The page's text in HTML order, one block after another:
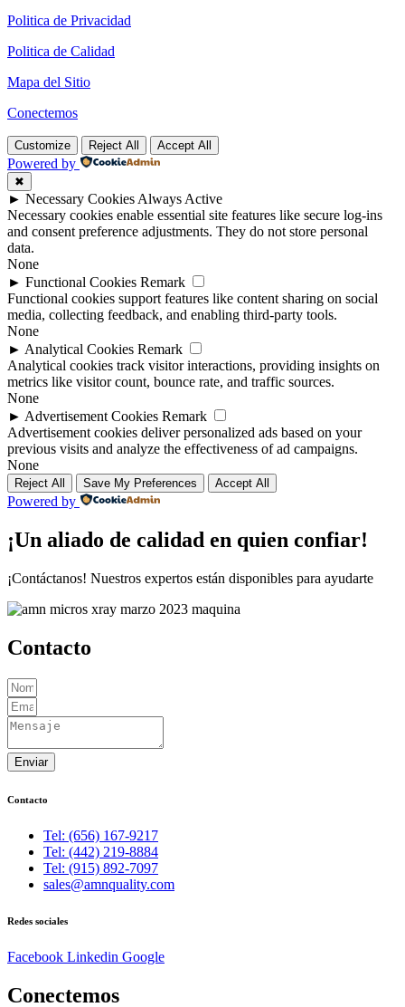
Politica de Privacidad
Politica de Calidad
Mapa del Sitio
Conectemos
Customize Reject All Accept All
Powered by
✖
► Necessary Cookies Always Active
Necessary cookies enable essential site features like secure log-ins
and consent preference adjustments. They do not store personal
data.
None
► Functional Cookies Remark
Functional cookies support features like content sharing on social
media, collecting feedback, and enabling third-party tools.
None
► Analytical Cookies Remark
Analytical cookies track visitor interactions, providing insights on
metrics like visitor count, bounce rate, and traffic sources.
None
► Advertisement Cookies Remark
Advertisement cookies deliver personalized ads based on your
previous visits and analyze the effectiveness of ad campaigns.
None
Reject All Save My Preferences Accept All
Powered by
¡Un aliado de calidad en quien confiar!
¡Contáctanos! Nuestros expertos están disponibles para ayudarte
Contacto
Enviar
Contacto
Tel: (656) 167-9217
Tel: (442) 219-8884
Tel: (915) 892-7097
sales@amnquality.com
Redes sociales
Facebook Linkedin Google
Conectemos